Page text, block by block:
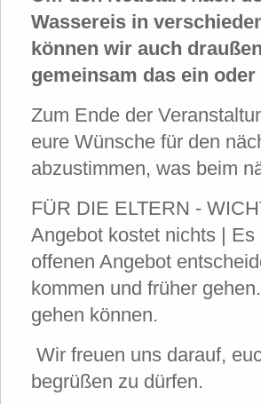
Wassereis in
können wir auch
gemeinsam das ein
Zum Ende der
eure Wünsche für den
abzustimmen, was beim
FÜR DIE ELTERN -
Angebot kostet nichts |
offenen Angebot
kommen und früher
gehen können.
Wir freuen uns darauf,
begrüßen zu dürfen.